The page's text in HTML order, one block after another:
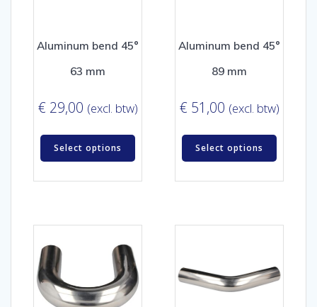
Aluminum bend 45°
63 mm
€ 29,00 (excl. btw)
Select options
Aluminum bend 45°
89 mm
€ 51,00 (excl. btw)
Select options